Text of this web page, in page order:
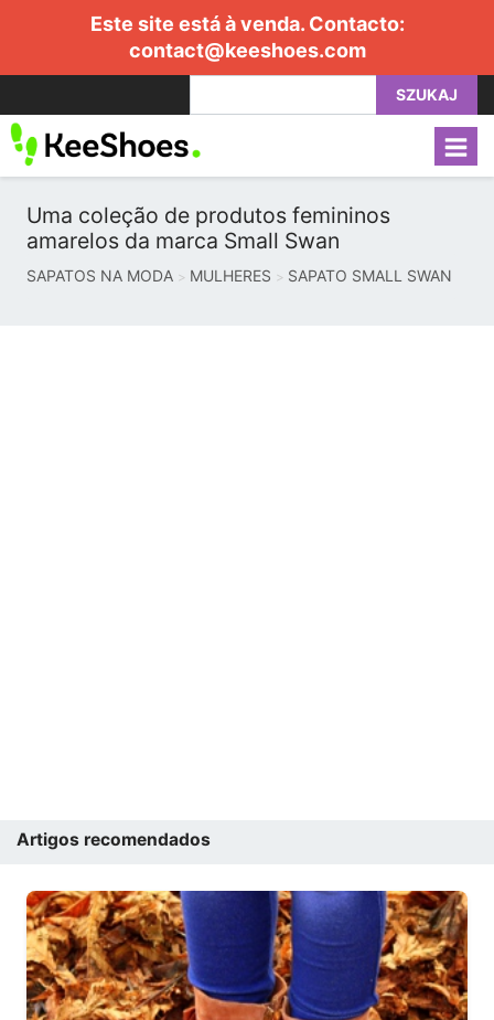
Este site está à venda. Contacto:
contact@keeshoes.com
SZUKAJ
Uma coleção de produtos femininos
amarelos da marca Small Swan
SAPATOS NA MODA MULHERES SAPATO SMALL SWAN
Artigos recomendados